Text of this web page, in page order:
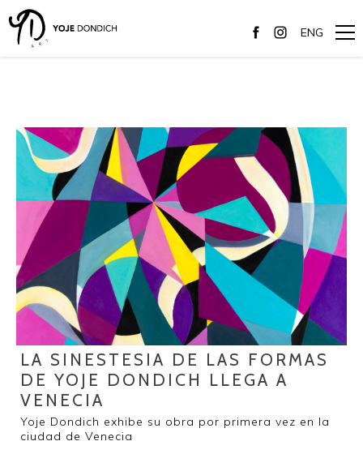
ENG
LA SINESTESIA DE LAS FORMAS
DE YOJE DONDICH LLEGA A
VENECIA
Yoje Dondich exhibe su obra por primera vez en Ia
ciudad de Venecia